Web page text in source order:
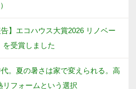
告】エコハウス大賞2026 リノベー
を受賞しました
。夏の暑さは家で変えられる。高
フォームという選択